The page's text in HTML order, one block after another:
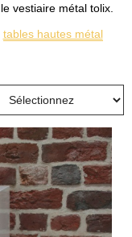
vestiaire métal tolix.
tables hautes métal